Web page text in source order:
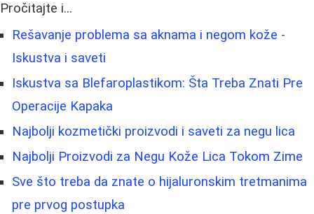
Pročitajte i...
Rešavanje problema sa aknama i negom kože -
Iskustva i saveti
Iskustva sa Blefaroplastikom: Šta Treba Znati Pre
Operacije Kapaka
Najbolji kozmetički proizvodi i saveti za negu lica
Najbolji Proizvodi za Negu Kože Lica Tokom Zime
Sve što treba da znate o hijaluronskim tretmanima
pre prvog postupka